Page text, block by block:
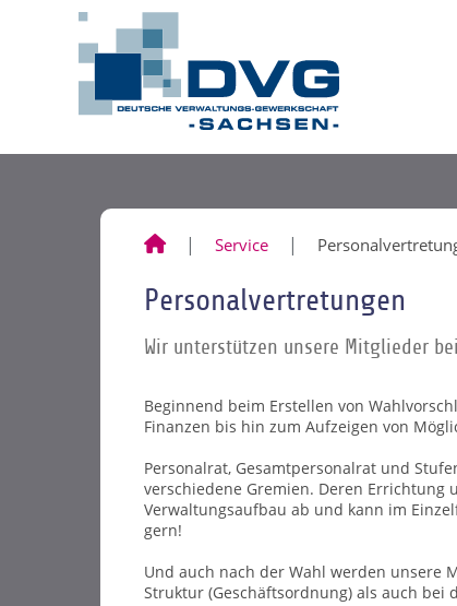
Service
Personalvertretungen
Wir unterstützen unsere Mitglieder
Beginnend beim Erstellen von
Finanzen bis hin zum Aufzeigen von
Personalrat, Gesamtpersonalrat und
verschiedene Gremien. Deren Errichtung
Verwaltungsaufbau ab und kann im
gern!
Und auch nach der Wahl werden unsere
Struktur (Geschäftsordnung) als auch